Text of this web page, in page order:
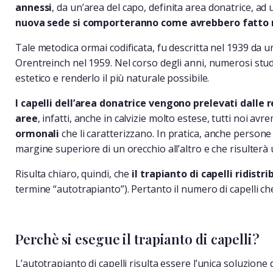
annessi, da un’area del capo, definita area donatrice,
nuova sede si comporteranno come avrebbero
Tale metodica ormai codificata, fu descritta nel 1939 da
Orentreinch nel 1959. Nel corso degli anni, numerosi
estetico e renderlo il più naturale possibile.
I capelli dell’area donatrice vengono prelevati dalle
aree, infatti, anche in calvizie molto estese, tutti noi
ormonali che li caratterizzano. In pratica, anche
margine superiore di un orecchio all’altro e che
Risulta chiaro, quindi, che il trapianto di capelli
termine “autotrapianto”). Pertanto il numero di capelli
Perchè si esegue il trapianto di capelli?
L’autotrapianto di capelli risulta essere l’unica soluzione